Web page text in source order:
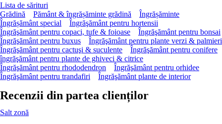
Lista de sărituri
Grădină
Pământ & îngrășăminte grădină
Îngrășăminte
Îngrășământ special
Îngrăşământ pentru hortensii
Îngrăşământ pentru copaci, tufe & foioase
Îngrăşământ pentru bonsai
Îngrăşământ pentru buxus
Îngrăşământ pentru plante verzi & palmieri
Îngrăşământ pentru cactuşi & suculente
Îngrăşământ pentru conifere
îngrăşământ pentru plante de ghiveci & citrice
Îngrăşământ pentru rhododendron
Îngrăşământ pentru orhidee
Îngrăşământ pentru trandafiri
Îngrăşământ plante de interior
Recenzii din partea clienților
Salt zonă